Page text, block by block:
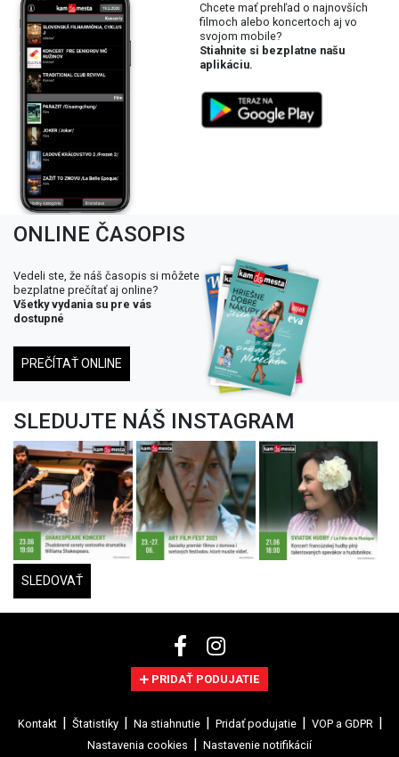
Chcete mať prehľad o najnovších
filmoch alebo koncertoch aj vo
svojom mobile?
Stiahnite si bezplatne našu
aplikáciu.
ONLINE ČASOPIS
Vedeli ste, že náš časopis si môžete
bezplatne prečítať aj online?
Všetky vydania su pre vás
dostupné
PREČÍTAŤ ONLINE
SLEDUJTE NÁŠ INSTAGRAM
SLEDOVAŤ
PRIDAŤ PODUJATIE
Kontakt Štatistiky Na stiahnutie Pridať podujatie
VOP a GDPR
Nastavenia cookies
Nastavenie notifikácií